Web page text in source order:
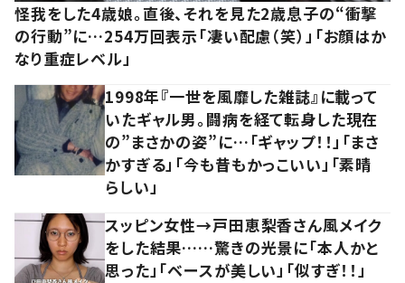
怪我をした4歳娘。直後、それを見た2歳息子の“衝撃
の行動”に…254万回表示「凄い配慮（笑）」「お顔はか
なり重症レベル」
1998年『一世を風靡した雑誌』に載って
いたギャル男。闘病を経て転身した現在
の”まさかの姿”に…「ギャップ！！」「まさ
かすぎる」「今も昔もかっこいい」「素晴
らしい」
スッピン女性→戸田恵梨香さん風メイク
をした結果……驚きの光景に「本人かと
思った」「ベースが美しい」「似すぎ！！」